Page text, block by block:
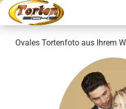
Ovales Tortenfoto aus Ihrem